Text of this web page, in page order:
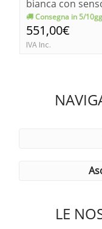
bianca con
Consegna in 5/10gg
551,00€
IVA Inc.
LE